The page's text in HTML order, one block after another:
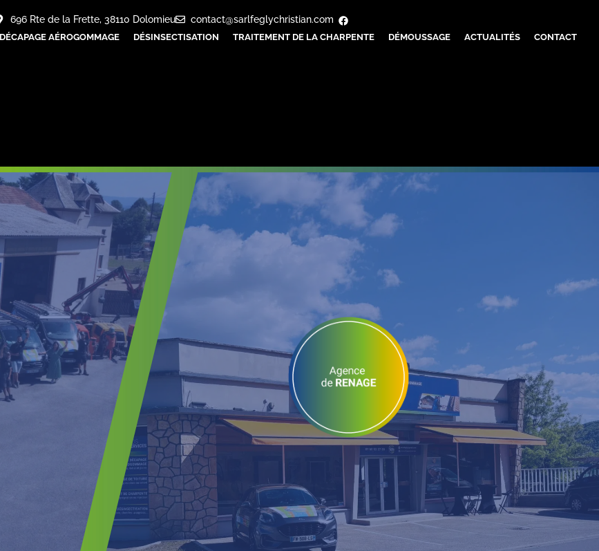
696 Rte de la Frette, 38110 Dolomieu contact@sarlfeglychristian.com
AÉROGOMMAGE DÉSINSECTISATION TRAITEMENT DE LA CHARPENTE DÉMOUSSAGE ACTUALITÉS CONTACT